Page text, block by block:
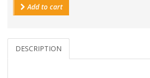
Add to cart
DESCRIPTION